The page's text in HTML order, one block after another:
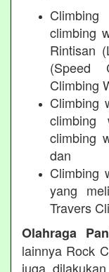
climbing
Rintisan
(Speed
Climbing
Climbing
climbing
climbing
dan
Climbing
yang
Travers
Olahraga
lainnya Rock
juga